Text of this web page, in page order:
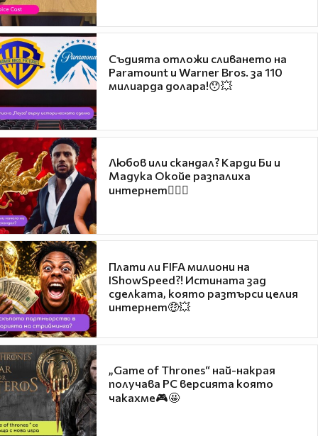
Съдията отложи сливането на
Paramount и Warner Bros. за 110
милиарда долара!😯💥
Любов или скандал? Карди Би и
Мадука Окойе разпалиха
интернет❤️‍🔥🔥
Плати ли FIFA милиони на
IShowSpeed?! Истината зад
сделката, която разтърси целия
интернет🤑💥
„Game of Thrones“ най-накрая
получава PC версията която
чакахме🎮🤩